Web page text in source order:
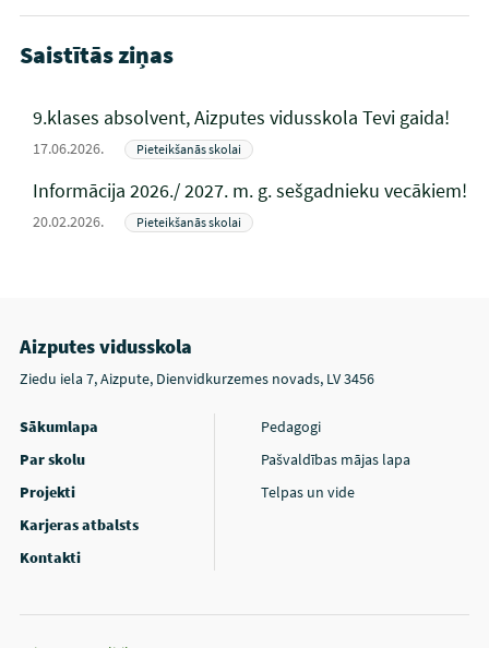
Saistītās ziņas
9.klases absolvent, Aizputes vidusskola Tevi gaida!
17.06.2026. Pieteikšanās skolai
Informācija 2026./ 2027. m. g. sešgadnieku vecākiem!
20.02.2026. Pieteikšanās skolai
Aizputes vidusskola
Ziedu iela 7, Aizpute, Dienvidkurzemes novads, LV 3456
Sākumlapa
Par skolu
Projekti
Karjeras atbalsts
Kontakti
Pedagogi
Pašvaldības mājas lapa
Telpas un vide